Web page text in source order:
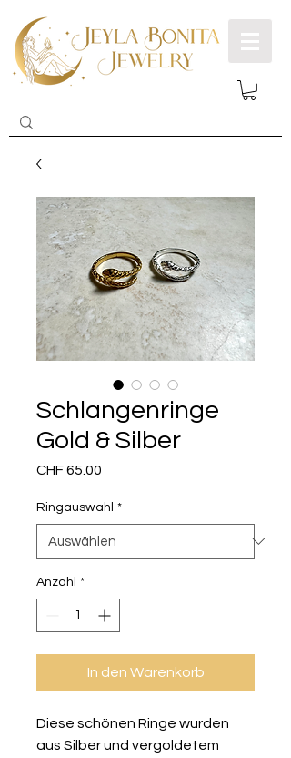
Schlangenringe
Gold & Silber
CHF 65.00
Ringauswahl *
Anzahl *
In den Warenkorb
Diese schönen Ringe wurden
aus Silber und vergoldetem